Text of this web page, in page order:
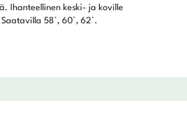
Ihanteellinen keski- ja koville
58°, 60°, 62°.